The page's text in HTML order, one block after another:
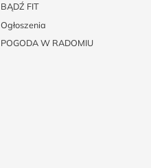
BĄDŹ FIT
Ogłoszenia
POGODA W RADOMIU